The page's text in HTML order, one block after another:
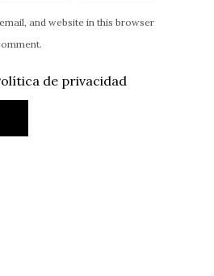
and website in this browser
de privacidad